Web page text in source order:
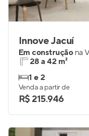
Innove Jacuí
Em construçãona
28 a 42 m²
1 e 2
Venda a partir de
R$ 215.946